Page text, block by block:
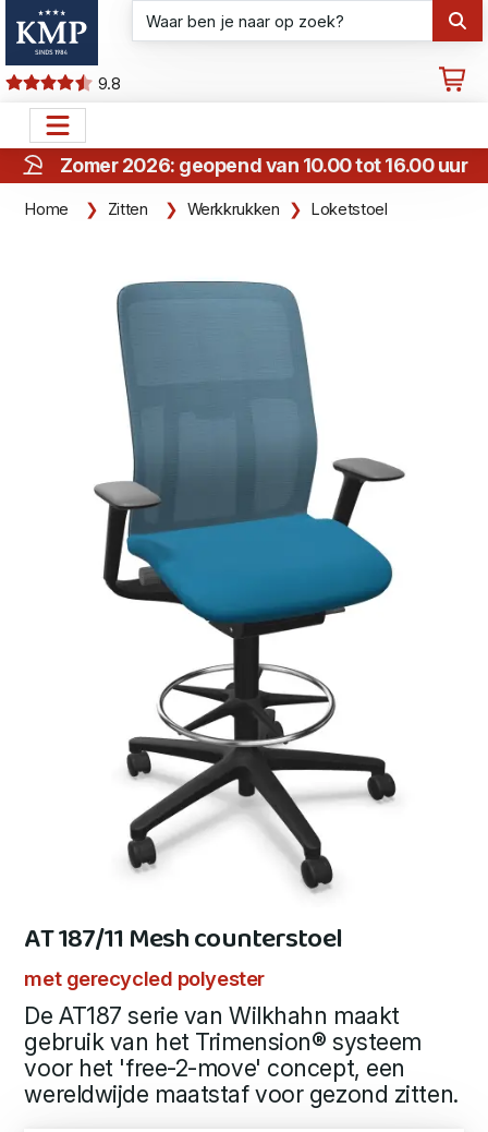
9.8
Zomer 2026: geopend van 10.00 tot 16.00 uur
Home Zitten Werkkrukken Loketstoel
AT 187/11 Mesh counterstoel
met gerecycled polyester
De AT187 serie van Wilkhahn maakt
gebruik van het Trimension® systeem
voor het 'free-2-move' concept, een
wereldwijde maatstaf voor gezond zitten.